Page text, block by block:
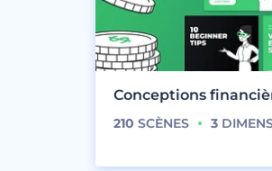
Conceptions
210 SCÈNES 3